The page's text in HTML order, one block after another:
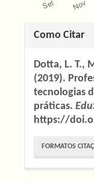
Detalhes
artigo
Como Citar
Dotta, L. T.,
(2019).
tecnologias
práticas.
https://
FORMATOS